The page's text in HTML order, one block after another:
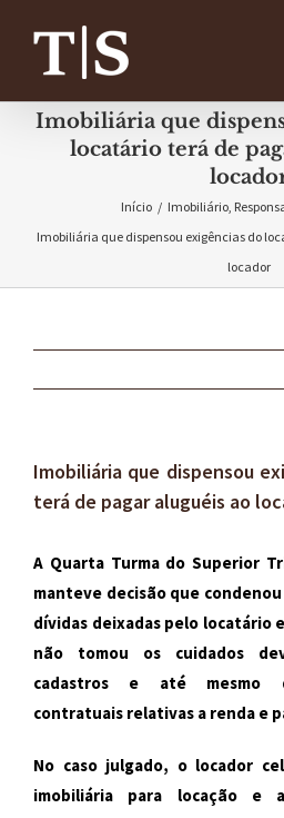
conteúdo
Imobiliária que
locatário terá de
Início / Imobiliário,
Imobiliária que dispensou exigências do
locador
Imobiliária que dispensou
terá de pagar aluguéis ao
A Quarta Turma do Superior
manteve decisão que
dívidas deixadas pelo locatário
não tomou os cuidados
cadastros e até mesmo
contratuais relativas a renda e
No caso julgado, o locador
imobiliária para locação e